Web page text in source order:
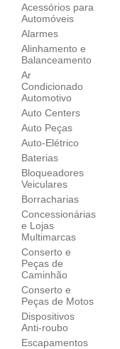
Acessórios para
Automóveis
Alarmes
Alinhamento e
Balanceamento
Ar
Condicionado
Automotivo
Auto Centers
Auto Peças
Auto-Elétrico
Baterias
Bloqueadores
Veiculares
Borracharias
Concessionárias
e Lojas
Multimarcas
Conserto e
Peças de
Caminhão
Conserto e
Peças de Motos
Dispositivos
Anti-roubo
Escapamentos